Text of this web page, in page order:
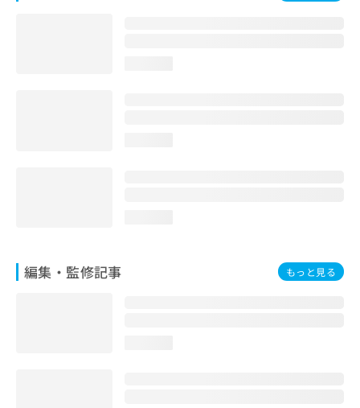
編集・監修記事 もっと見る